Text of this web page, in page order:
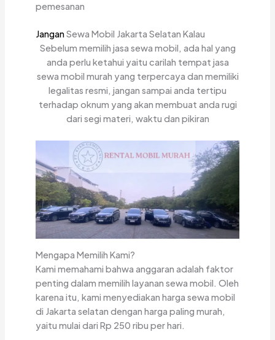
pemesanan
JanganSewa Mobil Jakarta Selatan Kalau
Sebelum memilih jasa sewa mobil, ada hal yang
anda perlu ketahui yaitu carilah tempat jasa
sewa mobil murah yang terpercaya dan memiliki
legalitas resmi, jangan sampai anda tertipu
terhadap oknum yang akan membuat anda rugi
dari segi materi, waktu dan pikiran
Mengapa Memilih Kami?
Kami memahami bahwa anggaran adalah faktor
penting dalam memilih layanan sewa mobil. Oleh
karena itu, kami menyediakan harga sewa mobil
di Jakarta selatan dengan harga paling murah,
yaitu mulai dari Rp 250 ribu per hari.